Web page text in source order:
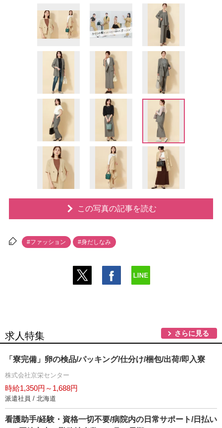
この写真の記事を読む
#ファッション #身だしなみ
求人特集 さらに見る
「寮完備」卵の検品/パッキング/仕分け/梱包/出荷/即入寮
株式会社京栄センター
時給1,350円～1,688円
派遣社員 / 北海道
看護助手/経験・資格一切不要/病院内の日常サポート/日払い